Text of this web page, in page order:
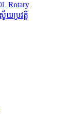
Rotary
យប្រវត្តិ